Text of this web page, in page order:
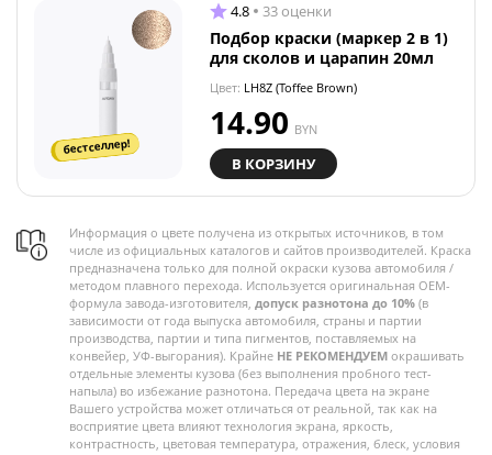
бестселлер!
4.8 33 оценки
Подбор краски (маркер 2 в 1)
для сколов и царапин 20мл
Цвет: LH8Z (Toffee Brown)
14.90 BYN
В КОРЗИНУ
Информация о цвете получена из открытых источников, в том
числе из официальных каталогов и сайтов производителей. Краска
предназначена только для полной окраски кузова автомобиля /
методом плавного перехода. Используется оригинальная OEM-
формула завода-изготовителя, допуск разнотона до 10% (в
зависимости от года выпуска автомобиля, страны и партии
производства, партии и типа пигментов, поставляемых на
конвейер, УФ-выгорания). Крайне НЕ РЕКОМЕНДУЕМ окрашивать
отдельные элементы кузова (без выполнения пробного тест-
напыла) во избежание разнотона. Передача цвета на экране
Вашего устройства может отличаться от реальной, так как на
восприятие цвета влияют технология экрана, яркость,
контрастность, цветовая температура, отражения, блеск, условия